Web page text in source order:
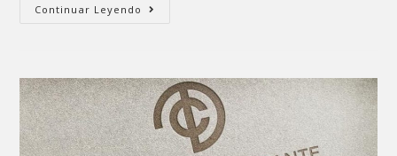
Continuar Leyendo Titulo
ROJAS
22-
1-
A-
268-
01